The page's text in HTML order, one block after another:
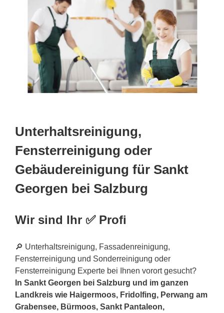
Unterhaltsreinigung,
Fensterreinigung oder
Gebäudereinigung für Sankt
Georgen bei Salzburg
Wir sind Ihr ✅ Profi
🔎 Unterhaltsreinigung, Fassadenreinigung,
Fensterreinigung und Sonderreinigung oder
Fensterreinigung Experte bei Ihnen vorort gesucht?
In Sankt Georgen bei Salzburg und im ganzen
Landkreis wie Haigermoos, Fridolfing, Perwang am
Grabensee, Bürmoos, Sankt Pantaleon,